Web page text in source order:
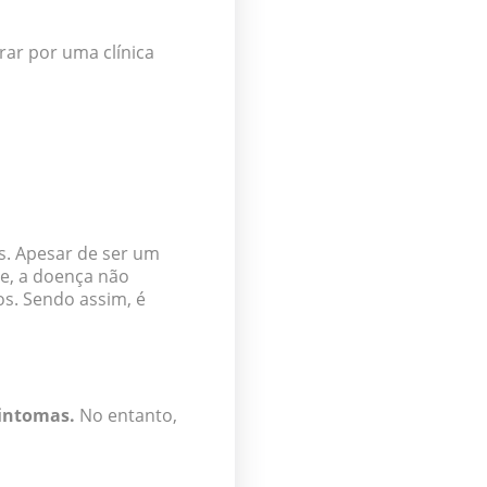
por uma clínica
Apesar de ser um
a doença não
Sendo assim, é
No entanto,